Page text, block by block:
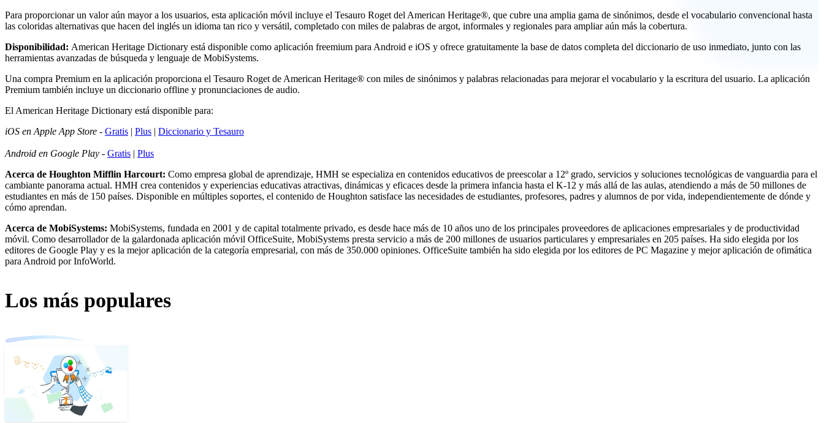
Para proporcionar un valor aún mayor a los usuarios, esta aplicación móvil incluye el Tesauro Roget del American Heritage®, que cubre una amplia gama de sinónimos, desde el vocabulario convencional hasta
las coloridas alternativas que hacen del inglés un idioma tan rico y versátil, completado con miles de palabras de argot, informales y regionales para ampliar aún más la cobertura.
Disponibilidad: American Heritage Dictionary está disponible como aplicación freemium para Android e iOS y ofrece gratuitamente la base de datos completa del diccionario de uso inmediato, junto con las
herramientas avanzadas de búsqueda y lenguaje de MobiSystems.
Una compra Premium en la aplicación proporciona el Tesauro Roget de American Heritage® con miles de sinónimos y palabras relacionadas para mejorar el vocabulario y la escritura del usuario. La aplicación
Premium también incluye un diccionario offline y pronunciaciones de audio.
El American Heritage Dictionary está disponible para:
iOS en Apple App Store - Gratis | Plus | Diccionario y Tesauro
Android en Google Play - Gratis | Plus
Acerca de Houghton Mifflin Harcourt: Como empresa global de aprendizaje, HMH se especializa en contenidos educativos de preescolar a 12º grado, servicios y soluciones tecnológicas de vanguardia para el
cambiante panorama actual. HMH crea contenidos y experiencias educativas atractivas, dinámicas y eficaces desde la primera infancia hasta el K-12 y más allá de las aulas, atendiendo a más de 50 millones de
estudiantes en más de 150 países. Disponible en múltiples soportes, el contenido de Houghton satisface las necesidades de estudiantes, profesores, padres y alumnos de por vida, independientemente de dónde y
cómo aprendan.
Acerca de MobiSystems: MobiSystems, fundada en 2001 y de capital totalmente privado, es desde hace más de 10 años uno de los principales proveedores de aplicaciones empresariales y de productividad
móvil. Como desarrollador de la galardonada aplicación móvil OfficeSuite, MobiSystems presta servicio a más de 200 millones de usuarios particulares y empresariales en 205 países. Ha sido elegida por los
editores de Google Play y es la mejor aplicación de la categoría empresarial, con más de 350.000 opiniones. OfficeSuite también ha sido elegida por los editores de PC Magazine y mejor aplicación de ofimática
para Android por InfoWorld.
Los más populares